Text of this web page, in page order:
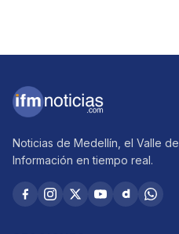
Noticias de Medellín, el Valle
Información en tiempo real.